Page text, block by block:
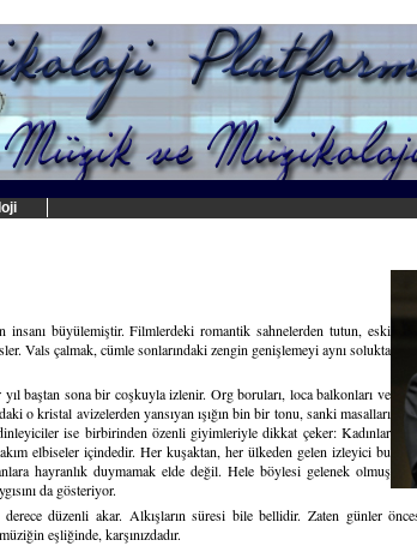
büyülemiştir. Filmlerdeki romantik sahnelerden tutun, eski
Vals çalmak, cümle sonlarındaki zengin genişlemeyi aynı solukta
baştan sona bir coşkuyla izlenir. Org boruları, loca balkonları ve
o kristal avizelerden yansıyan ışığın bin bir tonu, sanki masalları
ise birbirinden özenli giyimleriyle dikkat çeker: Kadınlar
elbiseler içindedir. Her kuşaktan, her ülkeden gelen izleyici bu
hayranlık duymamak elde değil. Hele böylesi gelenek olmuş
da gösteriyor.
düzenli akar. Alkışların süresi bile bellidir. Zaten günler
eşliğinde, karşınızdadır.